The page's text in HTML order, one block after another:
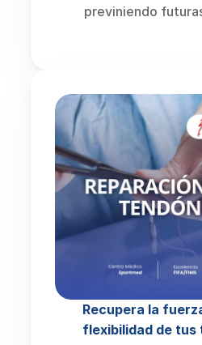
previniendo
Recupera la
flexibilidad de tus